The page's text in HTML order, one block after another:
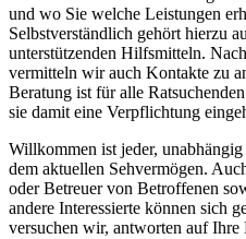
und wo Sie welche Leistungen
Selbstverständlich gehört hierzu
unterstützenden Hilfsmitteln.
vermitteln wir auch Kontakte zu
Beratung ist für alle
sie damit eine Verpflichtung
Willkommen ist jeder,
dem aktuellen Sehvermögen.
oder Betreuer von Betroffenen
andere Interessierte können sich
versuchen wir, antworten auf